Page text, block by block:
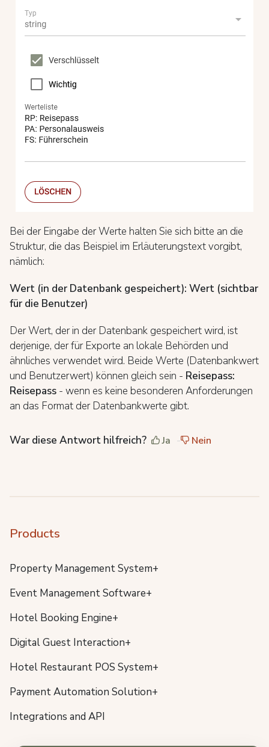
Bei der Eingabe der Werte halten Sie sich bitte an die
Struktur, die das Beispiel im Erläuterungstext vorgibt,
nämlich:
Wert (in der Datenbank gespeichert): Wert (sichtbar
für die Benutzer)
Der Wert, der in der Datenbank gespeichert wird, ist
derjenige, der für Exporte an lokale Behörden und
ähnliches verwendet wird. Beide Werte (Datenbankwert
und Benutzerwert) können gleich sein - Reisepass:
Reisepass - wenn es keine besonderen Anforderungen
an das Format der Datenbankwerte gibt.
War diese Antwort hilfreich? Ja Nein
Products
Property Management System+
Event Management Software+
Hotel Booking Engine+
Digital Guest Interaction+
Hotel Restaurant POS System+
Payment Automation Solution+
Integrations and API